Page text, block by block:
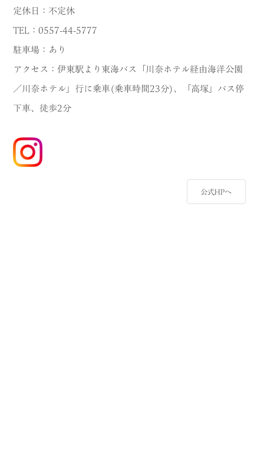
定休日：不定休
TEL：0557-44-5777
駐車場：あり
アクセス：伊東駅より東海バス「川奈ホテル経由海洋公園
／川奈ホテル」行に乗車(乗車時間23分)、「高塚」バス停
下車、徒歩2分
公式HPへ